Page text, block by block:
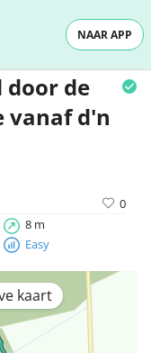
NAAR APP
door de
vanaf d'n
0
8 m
Easy
kaart